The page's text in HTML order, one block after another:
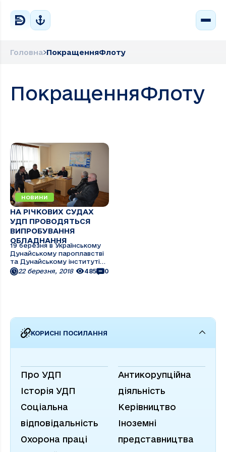
Головна ПокращенняФлоту
ПокращенняФлоту
НОВИНИ
НА РІЧКОВИХ СУДАХ
УДП ПРОВОДЯТЬСЯ
ВИПРОБУВАННЯ
ОБЛАДНАННЯ
19 березня в Українському
Дунайському пароплавстві
та Дунайському інституті
Національного
Університету «Одеська
(м.Київ), де обговорювалися
22 березня, 2018 485 0
КОРИСНІ ПОСИЛАННЯ
Про УДП
Історія УДП
Соціальна
відповідальність
Охорона праці
Антикорупційна
діяльність
Керівництво
Іноземні
представництва